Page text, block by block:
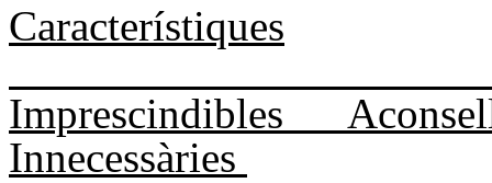
Característiques
Imprescindibles
Innecessàries